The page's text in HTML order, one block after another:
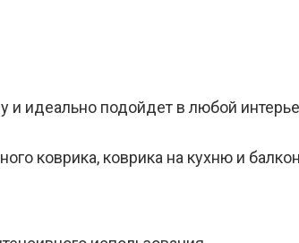
и идеально подойдет в любой
коврика, коврика на кухню и